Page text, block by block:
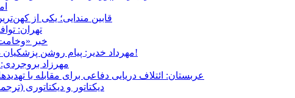
قابین مندایی؛ یکی از
تهران:
خبر
مهرداد خدیر: پیام روشن پزشکیان در گفت‌و‌گوی تصویری با مرد نامرئی: من هستم!
مهرزاد
عربستان: ائتلاف دریایی دفاعی برای مقابله با
دیکتاتور و دیکتاتوری